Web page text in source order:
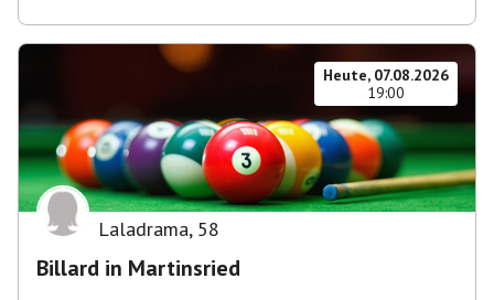
Heute, 07.08.2026
19:00
Laladrama, 58
Billard in Martinsried